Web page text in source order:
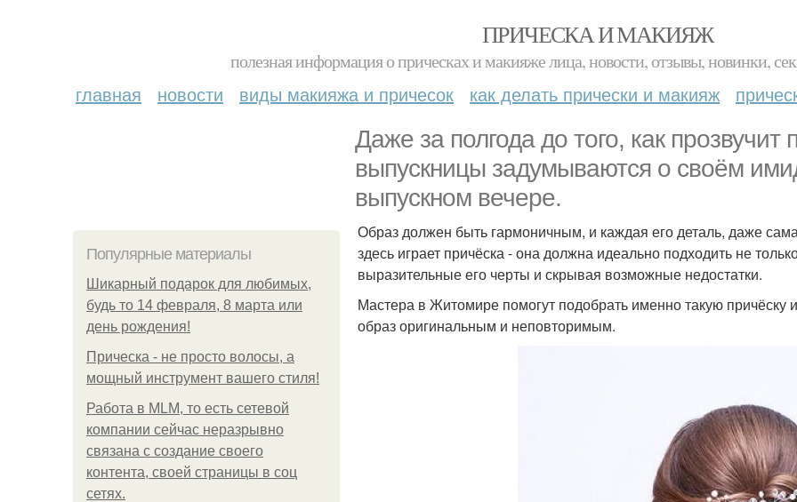
ПРИЧЕСКА И МАКИЯЖ
полезная информация о прическах и макияже лица, новости, отзывы, новинки,
главная новости виды макияжа и причесок как делать прически и макияж
Даже за полгода до того, как
выпускницы задумываются о своём
выпускном вечере.
Популярные материалы
Шикарный подарок для любимых,
будь то 14 февраля, 8 марта или
день рождения!
Прическа - не просто волосы, а
мощный инструмент вашего стиля!
Работа в MLM, то есть сетевой
компании сейчас неразрывно
связана с создание своего
контента, своей страницы в соц
сетях.
Образ должен быть гармоничным, и каждая его деталь, даже
здесь играет причёска - она должна идеально подходить не
выразительные его черты и скрывая возможные недостатки.
Мастера в Житомире помогут подобрать именно такую причёску
образ оригинальным и неповторимым.